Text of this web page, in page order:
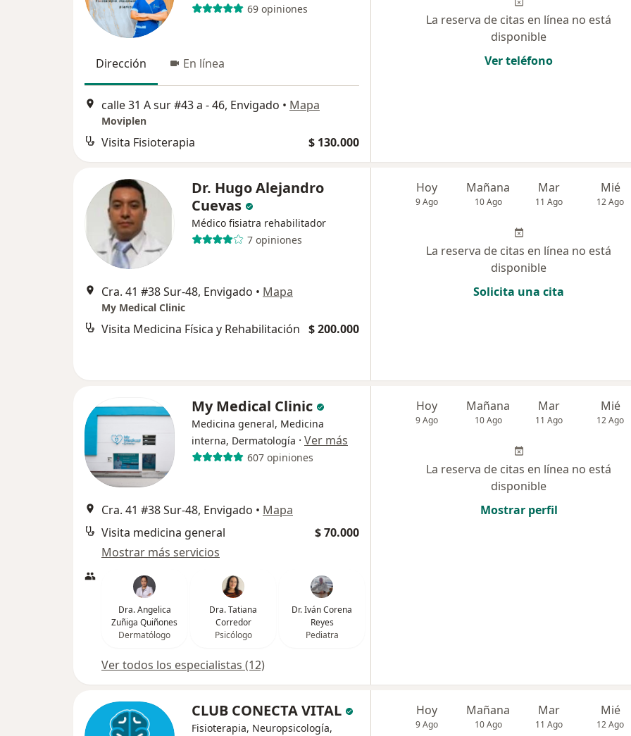
69 opiniones
Dirección En línea
calle 31 A sur #43 a - 46, Envigado • Mapa
Moviplen
Visita Fisioterapia $ 130.000
La reserva de citas en línea no está
disponible
Ver teléfono
Dr. Hugo Alejandro
Cuevas
Médico fisiatra rehabilitador
7 opiniones
Cra. 41 #38 Sur-48, Envigado • Mapa
My Medical Clinic
Visita Medicina Física y Rehabilitación $ 200.000
Hoy
9 Ago
Mañana
10 Ago
Mar
11 Ago
Mié
12 Ago
La reserva de citas en línea no está
disponible
Solicita una cita
My Medical Clinic
Medicina general, Medicina
interna, Dermatología · Ver más
607 opiniones
Cra. 41 #38 Sur-48, Envigado • Mapa
Visita medicina general
$ 70.000
Mostrar más servicios
Dra. Angelica
Zuñiga Quiñones
Dermatólogo
Dra. Tatiana
Corredor
Psicólogo
Dr. Iván Corena
Reyes
Pediatra
Ver todos los especialistas (12)
Hoy
9 Ago
Mañana
10 Ago
Mar
11 Ago
Mié
12 Ago
La reserva de citas en línea no está
disponible
Mostrar perfil
CLUB CONECTA VITAL
Fisioterapia, Neuropsicología,
Hoy
9 Ago
Mañana
10 Ago
Mar
11 Ago
Mié
12 Ago